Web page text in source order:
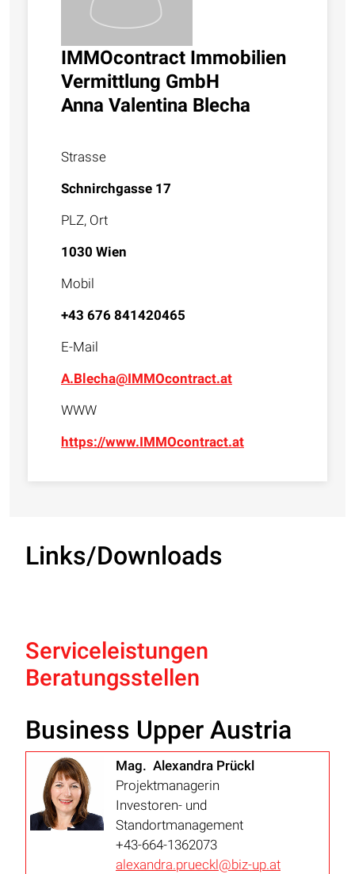
IMMOcontract Immobilien
Vermittlung GmbH
Anna Valentina Blecha
Strasse
Schnirchgasse 17
PLZ, Ort
1030 Wien
Mobil
+43 676 841420465
E-Mail
A.Blecha@IMMOcontract.at
WWW
https://www.IMMOcontract.at
Links/Downloads
Serviceleistungen
Beratungsstellen
Business Upper Austria
Mag. Alexandra Prückl
Projektmanagerin
Investoren- und
Standortmanagement
+43-664-1362073
alexandra.prueckl@biz-up.at